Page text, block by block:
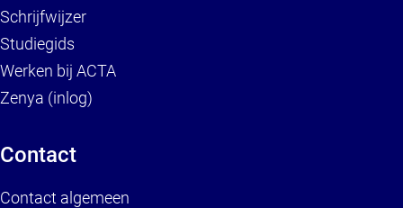
Schrijfwijzer
Studiegids
Werken bij ACTA
Zenya (inlog)
Contact
Contact algemeen